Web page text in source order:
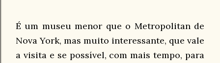
É um museu menor que o Metropolitan de
Nova York, mas muito interessante, que vale
a visita e se possível, com mais tempo, para